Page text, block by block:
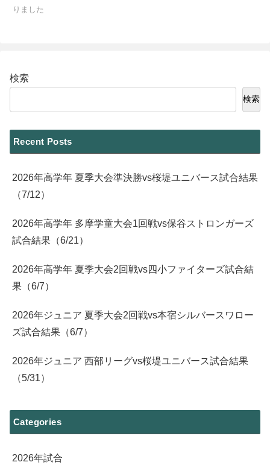
りました
検索
検索
Recent Posts
2026年高学年 夏季大会準決勝vs桜堤ユニバース試合結果
（7/12）
2026年高学年 多摩学童大会1回戦vs保谷ストロンガーズ
試合結果（6/21）
2026年高学年 夏季大会2回戦vs四小ファイターズ試合結
果（6/7）
2026年ジュニア 夏季大会2回戦vs本宿シルバースワロー
ズ試合結果（6/7）
2026年ジュニア 西部リーグvs桜堤ユニバース試合結果
（5/31）
Categories
2026年試合